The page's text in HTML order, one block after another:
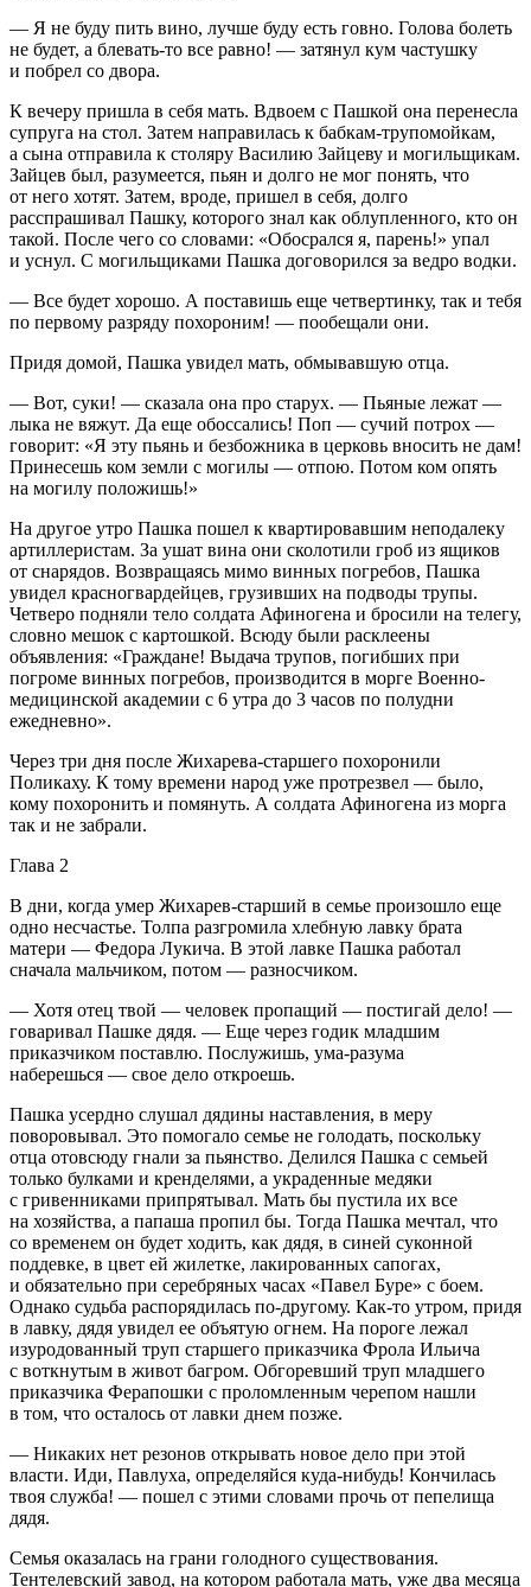
— Я не буду пить вино, лучше буду есть говно. Голова болеть
не будет, а блевать-то все равно! — затянул кум частушку
и побрел со двора.
К вечеру пришла в себя мать. Вдвоем с Пашкой она перенесла
супруга на стол. Затем направилась к бабкам-трупомойкам,
а сына отправила к столяру Василию Зайцеву и могильщикам.
Зайцев был, разумеется, пьян и долго не мог понять, что
от него хотят. Затем, вроде, пришел в себя, долго
расспрашивал Пашку, которого знал как облупленного, кто он
такой. После чего со словами: «Обосрался я, парень!» упал
и уснул. С могильщиками Пашка договорился за ведро водки.
— Все будет хорошо. А поставишь еще четвертинку, так и тебя
по первому разряду похороним! — пообещали они.
Придя домой, Пашка увидел мать, обмывавшую отца.
— Вот, суки! — сказала она про старух. — Пьяные лежат —
лыка не вяжут. Да еще обоссались! Поп — сучий потрох —
говорит: «Я эту пьянь и безбожника в церковь вносить не дам!
Принесешь ком земли с могилы — отпою. Потом ком опять
на могилу положишь!»
На другое утро Пашка пошел к квартировавшим неподалеку
артиллеристам. За ушат вина они сколотили гроб из ящиков
от снарядов. Возвращаясь мимо винных погребов, Пашка
увидел красногвардейцев, грузивших на подводы трупы.
Четверо подняли тело солдата Афиногена и бросили на телегу,
словно мешок с картошкой. Всюду были расклеены
объявления: «Граждане! Выдача трупов, погибших при
погроме винных погребов, производится в морге Военно-
медицинской академии с 6 утра до 3 часов по полудни
ежедневно».
Через три дня после Жихарева-старшего похоронили
Поликаху. К тому времени народ уже протрезвел — было,
кому похоронить и помянуть. А солдата Афиногена из морга
так и не забрали.
Глава 2
В дни, когда умер Жихарев-старший в семье произошло еще
одно несчастье. Толпа разгромила хлебную лавку брата
матери — Федора Лукича. В этой лавке Пашка работал
сначала мальчиком, потом — разносчиком.
— Хотя отец твой — человек пропащий — постигай дело! —
говаривал Пашке дядя. — Еще через годик младшим
приказчиком поставлю. Послужишь, ума-разума
наберешься — свое дело откроешь.
Пашка усердно слушал дядины наставления, в меру
поворовывал. Это помогало семье не голодать, поскольку
отца отовсюду гнали за пьянство. Делился Пашка с семьей
только булками и кренделями, а украденные медяки
с гривенниками припрятывал. Мать бы пустила их все
на хозяйства, а папаша пропил бы. Тогда Пашка мечтал, что
со временем он будет ходить, как дядя, в синей суконной
поддевке, в цвет ей жилетке, лакированных сапогах,
и обязательно при серебряных часах «Павел Буре» с боем.
Однако судьба распорядилась по-другому. Как-то утром, придя
в лавку, дядя увидел ее объятую огнем. На пороге лежал
изуродованный труп старшего приказчика Фрола Ильича
с воткнутым в живот багром. Обгоревший труп младшего
приказчика Ферапошки с проломленным черепом нашли
в том, что осталось от лавки днем позже.
— Никаких нет резонов открывать новое дело при этой
власти. Иди, Павлуха, определяйся куда-нибудь! Кончилась
твоя служба! — пошел с этими словами прочь от пепелища
дядя.
Семья оказалась на грани голодного существования.
Тентелевский завод, на котором работала мать, уже два месяца